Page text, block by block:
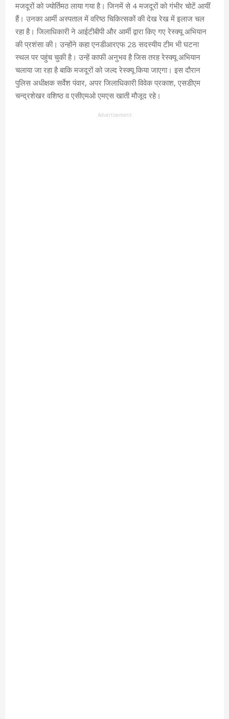
मजदूरों को ज्योर्तिमठ लाया गया है। जिनमें से 4 मजदूरों को गंभीर चोटें आयीं
हैं। उनका आर्मी अस्पताल में वरिष्ठ चिकित्सकों की देख रेख में इलाज चल
रहा है। जिलाधिकारी ने आईटीबीपी और आर्मी द्वारा किए गए रेस्क्यू अभियान
की प्रशंसा की। उन्होंने कहा एनडीआरएफ 28 सदस्यीय टीम भी घटना
स्थल पर पहुंच चुकी है। उन्हें काफी अनुभव है जिस तरह रेस्क्यू अभियान
चलाया जा रहा है बाकि मजदूरों को जल्द रेस्क्यू किया जाएगा। इस दौरान
पुलिस अधीक्षक सर्वेश पंवार, अपर जिलाधिकारी विवेक प्रकाश, एसडीएम
चन्द्रशेखर वशिष्ठ व एसीएमओ एमएस खाती मौजूद रहे।
Advertisement